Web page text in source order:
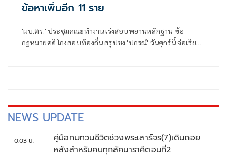
ข้อหาเพิ่มอีก 11 ราย
'ผบ.ตร.' ประชุมคณะทำงาน เร่งสอบพยานหลักฐาน-ข้อ
กฎหมายคดี โกงสอบท้องถิ่น สรุปชง 'ปกรณ์' วันศุกร์นี้ จ่อเรียกผู้
NEWS UPDATE
0:03 น.
คู่มือทบทวนชีวิตช่วงพระเสาร์จร(7)เดินถอย
หลังสำหรับคนทุกลัคนาราศีตอนที่2